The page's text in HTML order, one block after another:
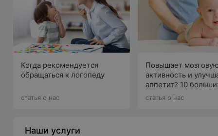
Когда рекомендуется
обращаться к логопеду
статья о нас
Повышает мозговую
активность и
аппетит? 10
вопросов о массаже
статья о нас
Наши услуги